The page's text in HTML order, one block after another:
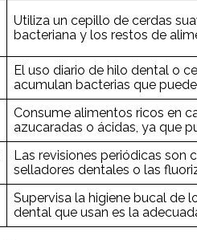
Utiliza un cepillo de cerdas
bacteriana y los restos de
El uso diario de hilo dental o
acumulan bacterias que
Consume alimentos ricos en
azucaradas o ácidas, ya que
Las revisiones periódicas
selladores dentales o las
Supervisa la higiene bucal de
dental que usan es la